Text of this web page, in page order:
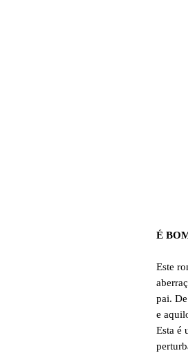
É
Este
pai.
e
Esta é